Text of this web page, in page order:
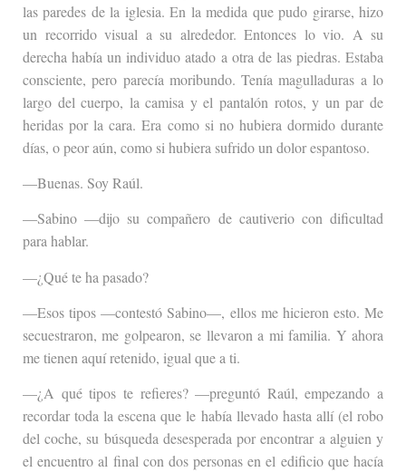
las paredes de la iglesia. En la medida que pudo girarse, hizo
un recorrido visual a su alrededor. Entonces lo vio. A su
derecha había un individuo atado a otra de las piedras. Estaba
consciente, pero parecía moribundo. Tenía magulladuras a lo
largo del cuerpo, la camisa y el pantalón rotos, y un par de
heridas por la cara. Era como si no hubiera dormido durante
días, o peor aún, como si hubiera sufrido un dolor espantoso.
—Buenas. Soy Raúl.
—Sabino —dijo su compañero de cautiverio con dificultad
para hablar.
—¿Qué te ha pasado?
—Esos tipos —contestó Sabino—, ellos me hicieron esto. Me
secuestraron, me golpearon, se llevaron a mi familia. Y ahora
me tienen aquí retenido, igual que a ti.
—¿A qué tipos te refieres? —preguntó Raúl, empezando a
recordar toda la escena que le había llevado hasta allí (el robo
del coche, su búsqueda desesperada por encontrar a alguien y
el encuentro al final con dos personas en el edificio que hacía